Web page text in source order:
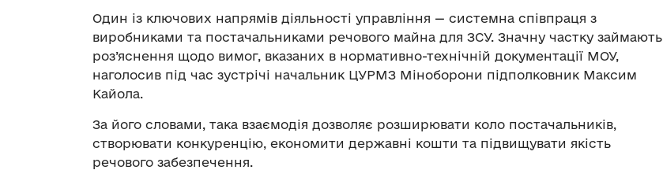
Один із ключових напрямів діяльності управління — системна співпраця з
виробниками та постачальниками речового майна для ЗСУ. Значну частку займають
роз’яснення щодо вимог, вказаних в нормативно-технічній документації МОУ,
наголосив під час зустрічі начальник ЦУРМЗ Міноборони підполковник Максим
Кайола.
За його словами, така взаємодія дозволяє розширювати коло постачальників,
створювати конкуренцію, економити державні кошти та підвищувати якість
речового забезпечення.